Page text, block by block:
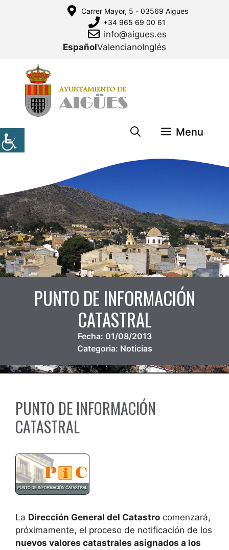
Carrer Mayor, 5 - 03569 Aigues
+34 965 69 00 61
info@aigues.es
EspañolValencianoInglés
Menu
PUNTO DE INFORMACIÓN
CATASTRAL
Fecha: 01/08/2013
Categoria: Noticias
PUNTO DE INFORMACIÓN
CATASTRAL
La Dirección General del Catastro comenzará,
próximamente, el proceso de notificación de los
nuevos valores catastrales asignados a los